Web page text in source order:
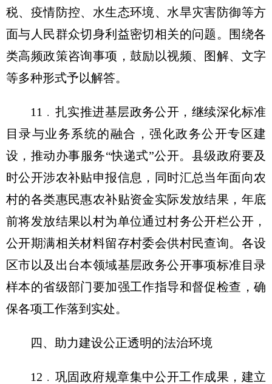
税、疫情防控、水生态环境、水旱灾害防御等方
面与人民群众切身利益密切相关的问题。围绕各
类高频政策咨询事项，鼓励以视频、图解、文字
等多种形式予以解答。
11﹒扎实推进基层政务公开，继续深化标准
目录与业务系统的融合，强化政务公开专区建
设，推动办事服务“快递式”公开。县级政府要及
时公开涉农补贴申报信息，同时汇总当年面向农
村的各类惠民惠农补贴资金实际发放结果，年底
前将发放结果以村为单位通过村务公开栏公开，
公开期满相关材料留存村委会供村民查询。各设
区市以及出台本领域基层政务公开事项标准目录
样本的省级部门要加强工作指导和督促检查，确
保各项工作落到实处。
四、助力建设公正透明的法治环境
12﹒巩固政府规章集中公开工作成果，建立